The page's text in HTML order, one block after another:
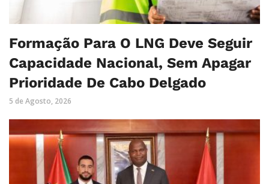
Formação Para O LNG Deve Seguir
Capacidade Nacional, Sem Apagar
Prioridade De Cabo Delgado
5 de Agosto, 2026